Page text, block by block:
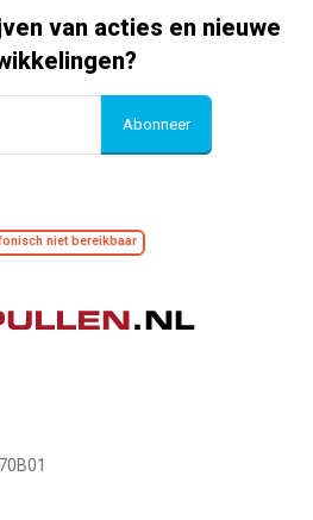
van acties en nieuwe
Abonneer
niet bereikbaar